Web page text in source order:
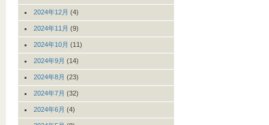
2024年12月 (4)
2024年11月 (9)
2024年10月 (11)
2024年9月 (14)
2024年8月 (23)
2024年7月 (32)
2024年6月 (4)